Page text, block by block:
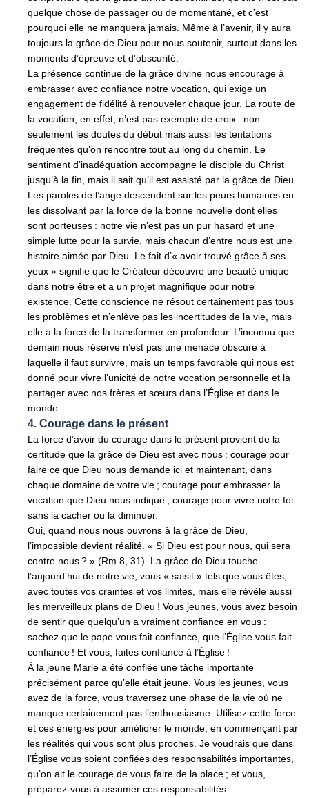
quelque chose de passager ou de momentané, et c’est
pourquoi elle ne manquera jamais. Même à l’avenir, il y aura
toujours la grâce de Dieu pour nous soutenir, surtout dans les
moments d’épreuve et d’obscurité.
La présence continue de la grâce divine nous encourage à
embrasser avec confiance notre vocation, qui exige un
engagement de fidélité à renouveler chaque jour. La route de
la vocation, en effet, n’est pas exempte de croix : non
seulement les doutes du début mais aussi les tentations
fréquentes qu’on rencontre tout au long du chemin. Le
sentiment d’inadéquation accompagne le disciple du Christ
jusqu’à la fin, mais il sait qu’il est assisté par la grâce de Dieu.
Les paroles de l’ange descendent sur les peurs humaines en
les dissolvant par la force de la bonne nouvelle dont elles
sont porteuses : notre vie n’est pas un pur hasard et une
simple lutte pour la survie, mais chacun d’entre nous est une
histoire aimée par Dieu. Le fait d’« avoir trouvé grâce à ses
yeux » signifie que le Créateur découvre une beauté unique
dans notre être et a un projet magnifique pour notre
existence. Cette conscience ne résout certainement pas tous
les problèmes et n’enlève pas les incertitudes de la vie, mais
elle a la force de la transformer en profondeur. L’inconnu que
demain nous réserve n’est pas une menace obscure à
laquelle il faut survivre, mais un temps favorable qui nous est
donné pour vivre l’unicité de notre vocation personnelle et la
partager avec nos frères et sœurs dans l’Église et dans le
monde.
4. Courage dans le présent
La force d’avoir du courage dans le présent provient de la
certitude que la grâce de Dieu est avec nous : courage pour
faire ce que Dieu nous demande ici et maintenant, dans
chaque domaine de votre vie ; courage pour embrasser la
vocation que Dieu nous indique ; courage pour vivre notre foi
sans la cacher ou la diminuer.
Oui, quand nous nous ouvrons à la grâce de Dieu,
l’impossible devient réalité. « Si Dieu est pour nous, qui sera
contre nous ? » (Rm 8, 31). La grâce de Dieu touche
l’aujourd’hui de notre vie, vous « saisit » tels que vous êtes,
avec toutes vos craintes et vos limites, mais elle révèle aussi
les merveilleux plans de Dieu ! Vous jeunes, vous avez besoin
de sentir que quelqu’un a vraiment confiance en vous :
sachez que le pape vous fait confiance, que l’Église vous fait
confiance ! Et vous, faites confiance à l’Église !
À la jeune Marie a été confiée une tâche importante
précisément parce qu’elle était jeune. Vous les jeunes, vous
avez de la force, vous traversez une phase de la vie où ne
manque certainement pas l’enthousiasme. Utilisez cette force
et ces énergies pour améliorer le monde, en commençant par
les réalités qui vous sont plus proches. Je voudrais que dans
l’Église vous soient confiées des responsabilités importantes,
qu’on ait le courage de vous faire de la place ; et vous,
préparez-vous à assumer ces responsabilités.